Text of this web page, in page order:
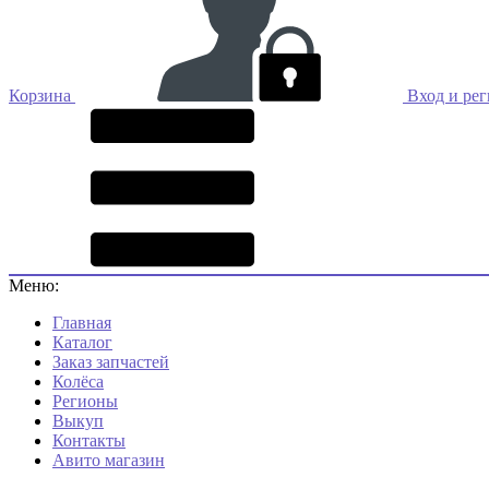
Корзина Вход и
Меню:
Главная
Каталог
Заказ запчастей
Колёса
Регионы
Выкуп
Контакты
Авито магазин